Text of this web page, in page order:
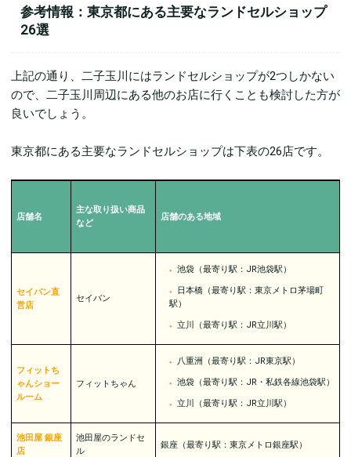
参考情報：東京都にある主要なランドセルショップ
26選
上記の通り、二子玉川にはランドセルショップが2つしかない
ので、二子玉川周辺にある他のお店に行くことも検討した方が
良いでしょう。
東京都にある主要なランドセルショップは下表の26店です。
店舗名
主な取り扱い商品
など
店舗のある地域
セイバン直
営店
セイバン
池袋（最寄り駅：JR池袋駅）
日本橋（最寄り駅：東京メトロ茅場町
駅）
立川（最寄り駅：JR立川駅）
フィットち
ゃんショー
ルーム
フィットちゃん
八重洲（最寄り駅：JR東京駅）
池袋（最寄り駅：JR・私鉄各線池袋駅）
立川（最寄り駅：JR立川駅）
池田屋 銀座
店
池田屋のランドセ
ル
銀座（最寄り駅：東京メトロ銀座駅）